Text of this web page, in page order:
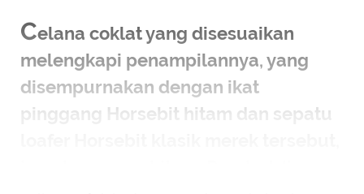
Celana coklat yang disesuaikan
melengkapi penampilannya, yang
disempurnakan dengan ikat
pinggang Horsebit hitam dan sepatu